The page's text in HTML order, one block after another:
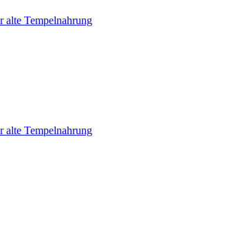
Tempelnahrung
Tempelnahrung